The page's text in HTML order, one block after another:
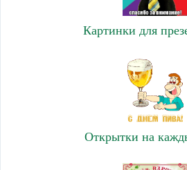
Картинки для
Открытки на